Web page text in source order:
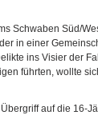
Schwaben Süd/
in einer
ins Visier der
führten, wollte
auf die 16-